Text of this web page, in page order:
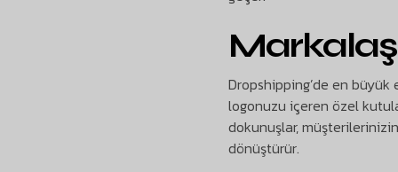
Dropshipping’de en
logonuzu içeren özel
dokunuşlar,
dönüştürür.